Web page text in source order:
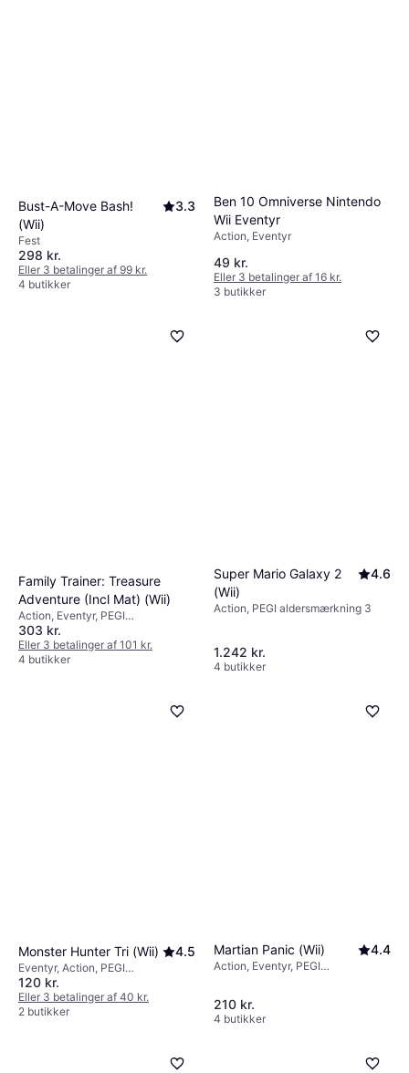
Bust-A-Move Bash!
(Wii)
3.3
Fest
298 kr.
Eller 3 betalinger af 99 kr.
4 butikker
Ben 10 Omniverse Nintendo
Wii Eventyr
Action, Eventyr
49 kr.
Eller 3 betalinger af 16 kr.
3 butikker
Family Trainer: Treasure
Adventure (Incl Mat) (Wii)
Action, Eventyr, PEGI
aldersmærkning 3
303 kr.
Eller 3 betalinger af 101 kr.
4 butikker
Super Mario Galaxy 2
(Wii)
4.6
Action, PEGI aldersmærkning 3
1.242 kr.
4 butikker
Monster Hunter Tri (Wii) 4.5
Eventyr, Action, PEGI
aldersmærkning 16
120 kr.
Eller 3 betalinger af 40 kr.
2 butikker
Martian Panic (Wii) 4.4
Action, Eventyr, PEGI
210 kr.
4 butikker